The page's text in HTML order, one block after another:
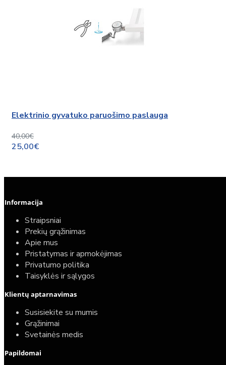
Elektrinio gyvatuko paruošimo paslauga
40,00€
25,00€
Komplektas: Tece potinkinis WC rėmas su baltu
lėtaeigiu dangčiu
Informacija
Straipsniai
Prekių grąžinimas
Apie mus
Pristatymas ir apmokėjimas
Privatumo politika
Taisyklės ir sąlygos
Klientų aptarnavimas
Susisiekite su mumis
Grąžinimai
Svetainės medis
Papildomai